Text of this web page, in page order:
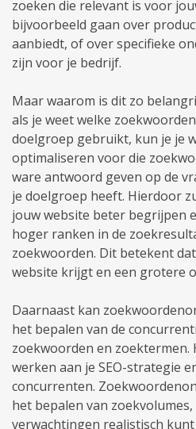
zoeken die relevant is voor
bijvoorbeeld gaan over
aanbiedt, of over specifieke
zijn voor je bedrijf.
Maar waarom is dit zo
als je weet welke
doelgroep gebruikt, kun je je
optimaliseren voor die
ware antwoord geven op de
je doelgroep heeft. Hierdoor
jouw website beter begrijpen
hoger ranken in de
zoekwoorden. Dit betekent
website krijgt en een grotere
Daarnaast kan
het bepalen van de
zoekwoorden en
werken aan je SEO-strategie
concurrenten.
het bepalen van
verwachtingen realistisch